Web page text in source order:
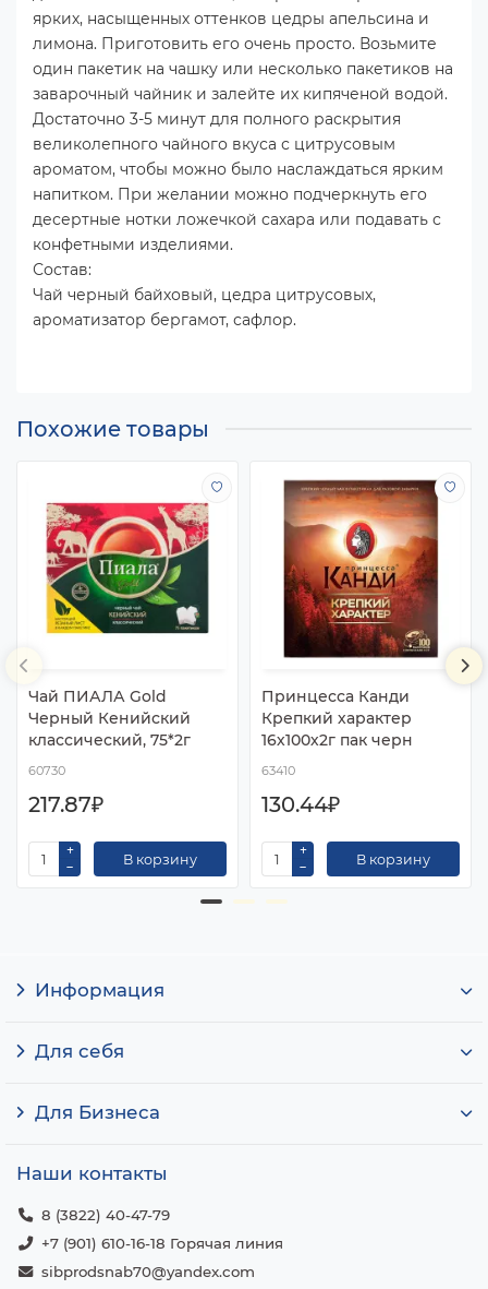
ярких, насыщенных оттенков цедры апельсина и
лимона. Приготовить его очень просто. Возьмите
один пакетик на чашку или несколько пакетиков на
заварочный чайник и залейте их кипяченой водой.
Достаточно 3-5 минут для полного раскрытия
великолепного чайного вкуса с цитрусовым
ароматом, чтобы можно было наслаждаться ярким
напитком. При желании можно подчеркнуть его
десертные нотки ложечкой сахара или подавать с
конфетными изделиями.
Состав:
Чай черный байховый, цедра цитрусовых,
ароматизатор бергамот, сафлор.
Похожие товары
Чай ПИАЛА Gold
Черный Кенийский
классический, 75*2г
60730
217.87₽
В корзину
Принцесса Канди
Крепкий характер
16х100х2г пак черн
63410
130.44₽
В корзину
Информация
Для себя
Для Бизнеса
Наши контакты
8 (3822) 40-47-79
+7 (901) 610-16-18 Горячая линия
sibprodsnab70@yandex.com